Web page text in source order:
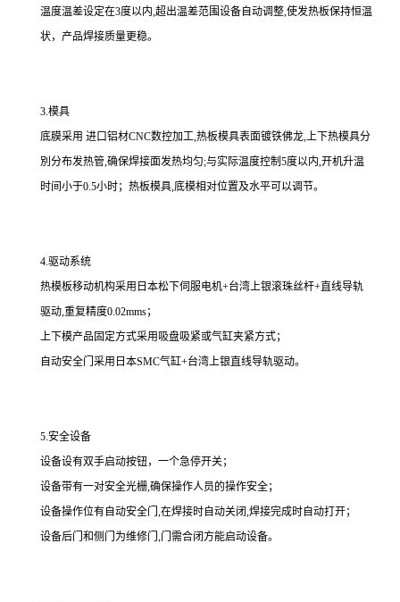
温度温差设定在3度以内,超出温差范围设备自动调整,使发热板保持恒温
状，产品焊接质量更稳。
3.模具
底膜采用 进口铝材CNC数控加工,热板模具表面镀铁佛龙,上下热模具分
別分布发热管,确保焊接面发热均匀;与实际温度控制5度以内,开机升温
时间小于0.5小时；热板模具,底模相对位置及水平可以调节。
4.驱动系统
热模板移动机构采用日本松下伺服电机+台湾上银滚珠丝杆+直线导轨
驱动,重复精度0.02mms；
上下模产品固定方式采用吸盘吸紧或气缸夹紧方式；
自动安全门采用日本SMC气缸+台湾上银直线导轨驱动。
5.安全设备
设备设有双手启动按钮，一个急停开关；
设备带有一对安全光栅,确保操作人员的操作安全；
设备操作位有自动安全门,在焊接时自动关闭,焊接完成时自动打开；
设备后门和侧门为维修门,门需合闭方能启动设备。